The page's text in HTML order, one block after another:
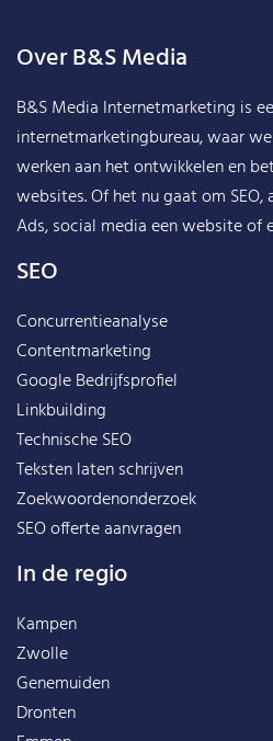
Over B&S Media
B&S Media Internetmarketing is
internetmarketingbureau, waar
werken aan het ontwikkelen en
websites. Of het nu gaat om
Ads, social media een website of
SEO
Concurrentieanalyse
Contentmarketing
Google Bedrijfsprofiel
Linkbuilding
Technische SEO
Teksten laten schrijven
Zoekwoordenonderzoek
SEO offerte aanvragen
In de regio
Kampen
Zwolle
Genemuiden
Dronten